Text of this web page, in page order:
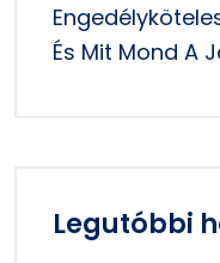
És Mit Mond A
Legutóbbi